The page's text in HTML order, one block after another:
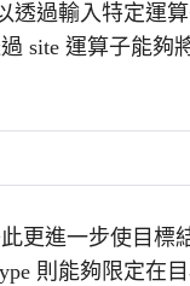
透過輸入特定運
site 運算子能夠
更進一步使目標
則能夠限定在